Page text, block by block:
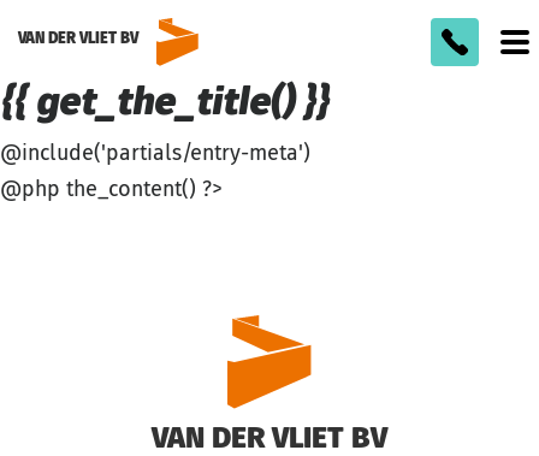
VAN DER VLIET BV
{{ get_the_title() }}
@include('partials/entry-meta')
@php the_content() ?>
VAN DER VLIET BV